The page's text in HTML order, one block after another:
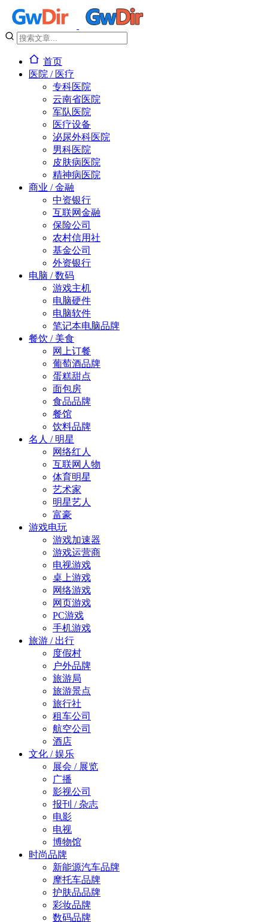
首页
医院 / 医疗
专科医院
云南省医院
军队医院
医疗设备
泌尿外科医院
男科医院
皮肤病医院
精神病医院
商业 / 金融
中资银行
互联网金融
保险公司
农村信用社
基金公司
外资银行
电脑 / 数码
游戏主机
电脑硬件
电脑软件
笔记本电脑品牌
餐饮 / 美食
网上订餐
葡萄酒品牌
蛋糕甜点
面包房
食品品牌
餐馆
饮料品牌
名人 / 明星
网络红人
互联网人物
体育明星
艺术家
明星艺人
富豪
游戏电玩
游戏加速器
游戏运营商
电视游戏
桌上游戏
网络游戏
网页游戏
PC游戏
手机游戏
旅游 / 出行
度假村
户外品牌
旅游局
旅游景点
旅行社
租车公司
航空公司
酒店
文化 / 娱乐
展会 / 展览
广播
影视公司
报刊 / 杂志
电影
电视
博物馆
时尚品牌
新能源汽车品牌
摩托车品牌
护肤品品牌
彩妆品牌
数码品牌